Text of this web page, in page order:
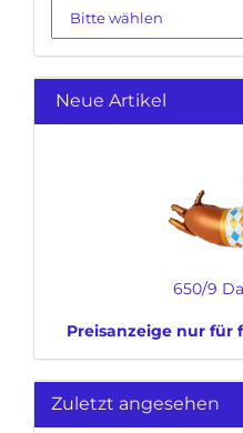
Neue Artikel
650/9
Preisanzeige nur für
Zuletzt angesehen